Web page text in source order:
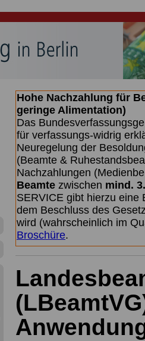
Hohe Nachzahlung für
geringe Alimentation)
Das
für verfassungs-widrig
Neuregelung der
(Beamte &
Nachzahlungen
Beamte zwischen mind.
SERVICE gibt hierzu eine
dem Beschluss des
wird (wahrscheinlich im
Broschüre.